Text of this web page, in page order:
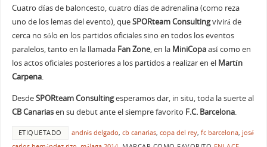
Cuatro días de baloncesto, cuatro días de adrenalina (como reza
uno de los lemas del evento), queSPORteam Consultingvivirá de
cerca no sólo en los partidos oficiales sino en todos los eventos
paralelos, tanto en la llamada Fan Zone, en la MiniCopaasí como en
los actos oficiales posteriores a los partidos a realizar en el Martín
Carpena.
DesdeSPORteam Consultingesperamos dar, in situ, toda la suerte al
CB Canariasen su debut ante el siempre favorito F.C. Barcelona.
ETIQUETADO andrés delgado, cb canarias, copa del rey, fc barcelona, josé